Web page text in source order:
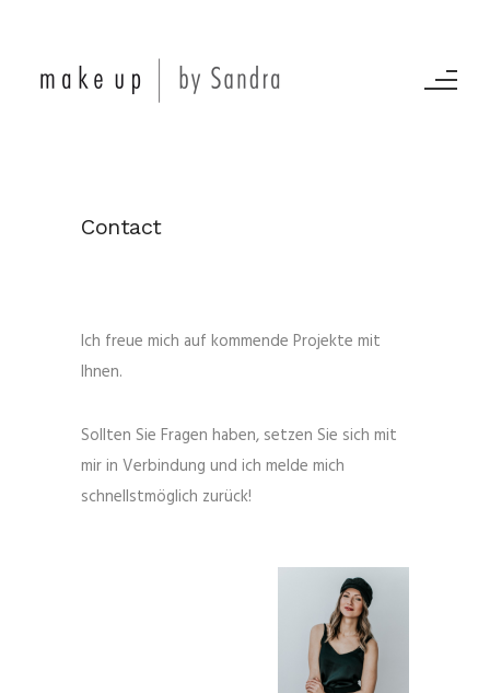
Contact
Ich freue mich auf kommende Projekte mit
Ihnen.
Sollten Sie Fragen haben, setzen Sie sich mit
mir in Verbindung und ich melde mich
schnellstmöglich zurück!